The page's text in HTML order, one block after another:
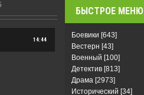
14:44
БЫСТРОЕ МЕНЮ
Боевики [643]
Вестерн [43]
Военный [100]
Детектив [813]
Драма [2973]
Исторический [34]